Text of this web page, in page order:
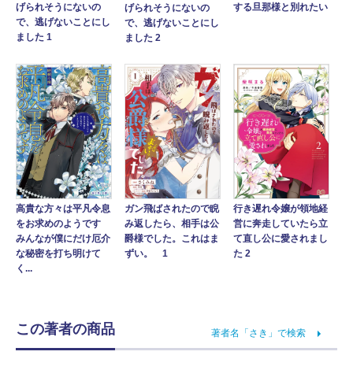
げられそうにないの
で、逃げないことにし
ました 1
げられそうにないの
で、逃げないことにし
ました 2
する旦那様と別れたい
高貴な方々は平凡令息
をお求めのようです
みんなが僕にだけ厄介
な秘密を打ち明けて
く...
ガン飛ばされたので睨
み返したら、相手は公
爵様でした。これはま
ずい。 1
行き遅れ令嬢が領地経
営に奔走していたら立
て直し公に愛されまし
た 2
この著者の商品 著者名「さき」で検索